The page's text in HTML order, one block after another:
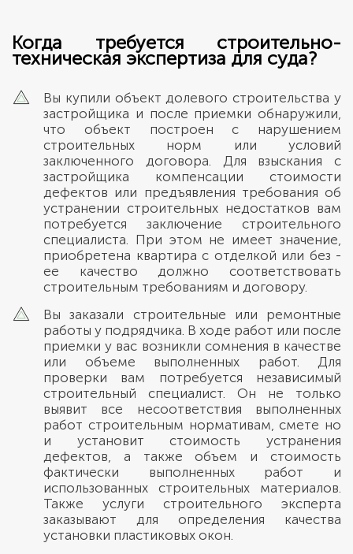
Когда требуется строительно-
техническая экспертиза для суда?
Вы купили объект долевого строительства у
застройщика и после приемки обнаружили,
что объект построен с нарушением
строительных норм или условий
заключенного договора. Для взыскания с
застройщика компенсации стоимости
дефектов или предъявления требования об
устранении строительных недостатков вам
потребуется заключение строительного
специалиста. При этом не имеет значение,
приобретена квартира с отделкой или без -
ее качество должно соответствовать
строительным требованиям и договору.
Вы заказали строительные или ремонтные
работы у подрядчика. В ходе работ или после
приемки у вас возникли сомнения в качестве
или объеме выполненных работ. Для
проверки вам потребуется независимый
строительный специалист. Он не только
выявит все несоответствия выполненных
работ строительным нормативам, смете но
и установит стоимость устранения
дефектов, а также объем и стоимость
фактически выполненных работ и
использованных строительных материалов.
Также услуги строительного эксперта
заказывают для определения качества
установки пластиковых окон.